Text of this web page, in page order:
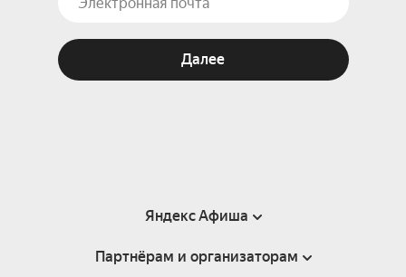
Далее
Яндекс Афиша
Справка
Партнёрам и организаторам